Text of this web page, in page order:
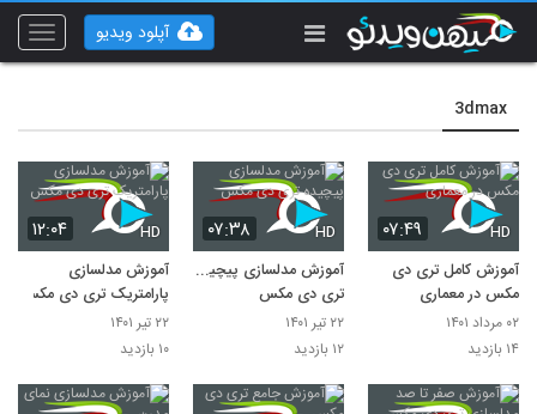
Toggle
آپلود ویدیو
3dmax
۰۷:۴۹ HD
آموزش کامل تری دی
مکس در معماری
۰۲ مرداد ۱۴۰۱
۱۴ بازدید
۰۷:۳۸ HD
آموزش مدلسازی پیچیده
تری دی مکس
۲۲ تیر ۱۴۰۱
۱۲ بازدید
۱۲:۰۴ HD
آموزش مدلسازی
پارامتریک تری دی مکس
۲۲ تیر ۱۴۰۱
۱۰ بازدید